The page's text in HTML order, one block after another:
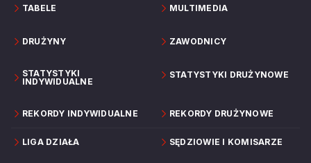
TABELE MULTIMEDIA
DRUŻYNY ZAWODNICY
STATYSTYKI
INDYWIDUALNE
STATYSTYKI DRUŻYNOWE
REKORDY INDYWIDUALNE REKORDY DRUŻYNOWE
LIGA DZIAŁA SĘDZIOWIE I KOMISARZE